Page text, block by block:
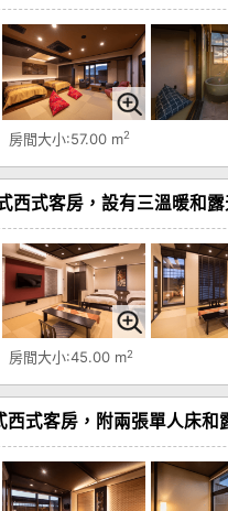
房間大小:57.00 m2
式客房，設有三溫暖和露
房間大小:45.00 m2
式客房，附兩張單人床和